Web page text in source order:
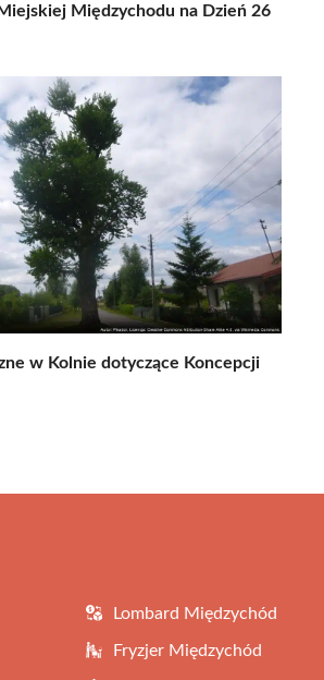
Międzychodu na Dzień 26
w Kolnie dotyczące Koncepcji
Lombard Międzychód
Fryzjer Międzychód